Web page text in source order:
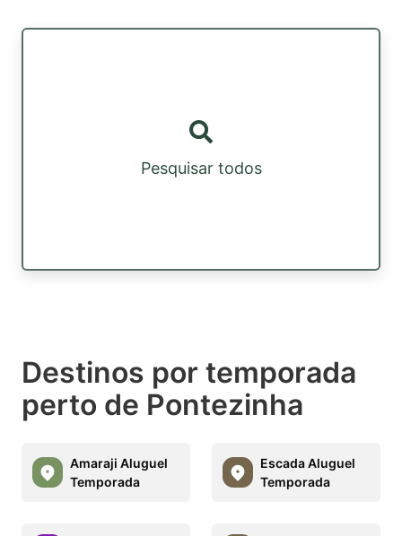
Pesquisar todos
Destinos por temporada
perto de Pontezinha
Amaraji Aluguel
Temporada
Escada Aluguel
Temporada